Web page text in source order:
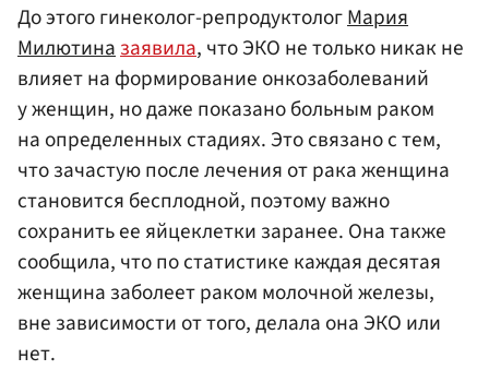
До этого гинеколог-репродуктологМария
Милютиназаявила, что ЭКО не только никак не
влияет на формирование онкозаболеваний
у женщин, но даже показано больным раком
на определенных стадиях. Это связано с тем,
что зачастую после лечения от рака женщина
становится бесплодной, поэтому важно
сохранить ее яйцеклетки заранее. Она также
сообщила, что по статистике каждая десятая
женщина заболеет раком молочной железы,
вне зависимости от того, делала она ЭКО или
нет.